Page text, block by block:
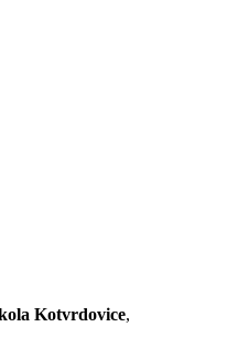
Kotvrdovice,